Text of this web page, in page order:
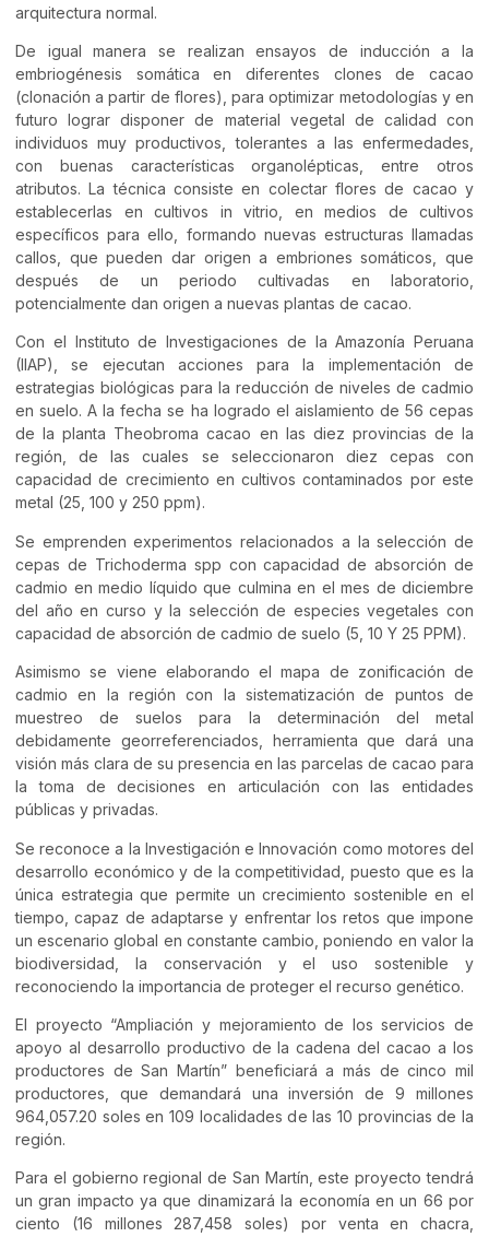
arquitectura normal.
De igual manera se realizan ensayos de inducción a la
embriogénesis somática en diferentes clones de cacao
(clonación a partir de flores), para optimizar metodologías y en
futuro lograr disponer de material vegetal de calidad con
individuos muy productivos, tolerantes a las enfermedades,
con buenas características organolépticas, entre otros
atributos. La técnica consiste en colectar flores de cacao y
establecerlas en cultivos in vitrio, en medios de cultivos
específicos para ello, formando nuevas estructuras llamadas
callos, que pueden dar origen a embriones somáticos, que
después de un periodo cultivadas en laboratorio,
potencialmente dan origen a nuevas plantas de cacao.
Con el Instituto de Investigaciones de la Amazonía Peruana
(IIAP), se ejecutan acciones para la implementación de
estrategias biológicas para la reducción de niveles de cadmio
en suelo. A la fecha se ha logrado el aislamiento de 56 cepas
de la planta Theobroma cacao en las diez provincias de la
región, de las cuales se seleccionaron diez cepas con
capacidad de crecimiento en cultivos contaminados por este
metal (25, 100 y 250 ppm).
Se emprenden experimentos relacionados a la selección de
cepas de Trichoderma spp con capacidad de absorción de
cadmio en medio líquido que culmina en el mes de diciembre
del año en curso y la selección de especies vegetales con
capacidad de absorción de cadmio de suelo (5, 10 Y 25 PPM).
Asimismo se viene elaborando el mapa de zonificación de
cadmio en la región con la sistematización de puntos de
muestreo de suelos para la determinación del metal
debidamente georreferenciados, herramienta que dará una
visión más clara de su presencia en las parcelas de cacao para
la toma de decisiones en articulación con las entidades
públicas y privadas.
Se reconoce a la Investigación e Innovación como motores del
desarrollo económico y de la competitividad, puesto que es la
única estrategia que permite un crecimiento sostenible en el
tiempo, capaz de adaptarse y enfrentar los retos que impone
un escenario global en constante cambio, poniendo en valor la
biodiversidad, la conservación y el uso sostenible y
reconociendo la importancia de proteger el recurso genético.
El proyecto “Ampliación y mejoramiento de los servicios de
apoyo al desarrollo productivo de la cadena del cacao a los
productores de San Martín” beneficiará a más de cinco mil
productores, que demandará una inversión de 9 millones
964,057.20 soles en 109 localidades de las 10 provincias de la
región.
Para el gobierno regional de San Martín, este proyecto tendrá
un gran impacto ya que dinamizará la economía en un 66 por
ciento (16 millones 287,458 soles) por venta en chacra,